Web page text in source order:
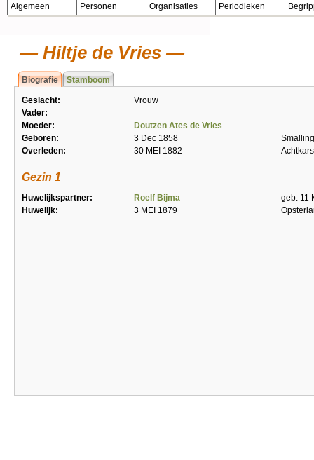
Algemeen Personen Organisaties Periodieken
Hiltje de Vries
Biografie Stamboom
Geslacht:
Vrouw
Vader:
Moeder:
Doutzen Ates de Vries
Geboren:
3 Dec 1858
Overleden:
30 MEI 1882
Gezin 1
Huwelijkspartner: Roelf Bijma
geb. 11
Huwelijk:
3 MEI 1879